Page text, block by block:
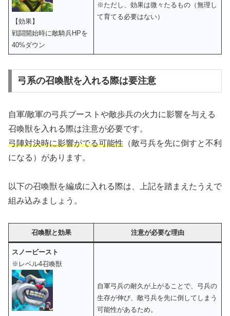
【効果】
戦闘開始時に敵騎兵HPを
40%ダウン
※ただし、効果は微々たるもの（無理し
て育てる必要はない）
弓系の召喚獣を入れる際は要注意
自軍/敵軍の弓兵ブーストや敵歩兵の火力に影響を与える
召喚獣を入れる際は注意が必要です。
弓陣対決時に影響がでる可能性 （敵弓兵を先に倒すと不利
になる）があります。
以下の召喚獣を編成に入れる際は、上記を踏まえたうえで
組み込みましょう。
召喚獣と効果 注意が必要な理由
スノービースト
※レベル4召喚獣
自軍弓兵の耐久が上がることで、弓兵の
生存が伸び、敵弓兵を先に倒してしまう
可能性があるため。